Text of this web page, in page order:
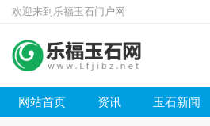
欢迎来到乐福玉石门户网
网站首页 资讯 玉石新闻